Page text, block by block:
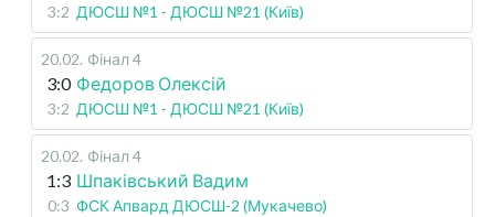
3:2 ДЮСШ №1 - ДЮСШ №21 (Київ)
20.02. Фінал 4
3:0 Федоров Олексій
3:2 ДЮСШ №1 - ДЮСШ №21 (Київ)
20.02. Фінал 4
1:3 Шпаківський Вадим
0:3 ФСК Апвард ДЮСШ-2 (Мукачево)